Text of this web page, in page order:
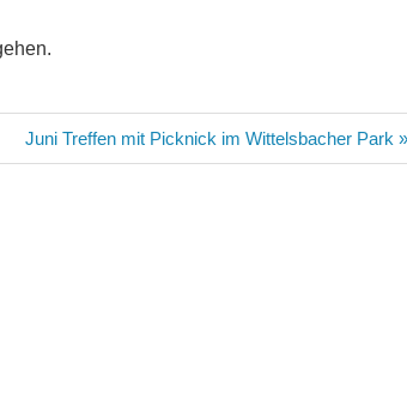
Nächster
Beitrag:
Juni Treffen mit Picknick im Wittelsbacher Park